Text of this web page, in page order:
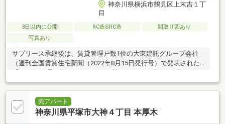
神奈川県横浜市鶴見区上末吉１丁
目
3日以内に公開 RC造SRC造
間取り図あり
写真あり
サブリース承継後は、賃貸管理戸数1位の大東建託グループ会社
（週刊全国賃貸住宅新聞（2022年8月15日発行号）で発表された
管理を行い、
売アパート
神奈川県平塚市大神４丁目 本厚木